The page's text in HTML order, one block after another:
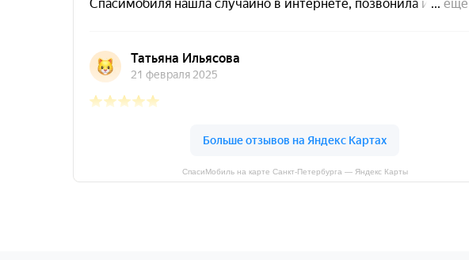
СпасиМобиль на карте Санкт‑Петербурга — Яндекс Карты